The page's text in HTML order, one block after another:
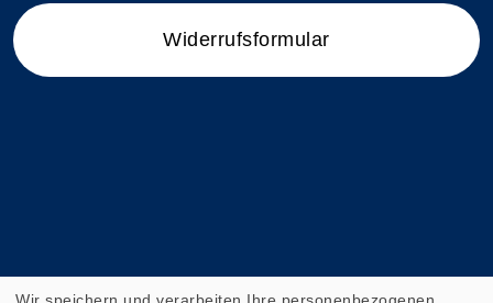
Widerrufsformular